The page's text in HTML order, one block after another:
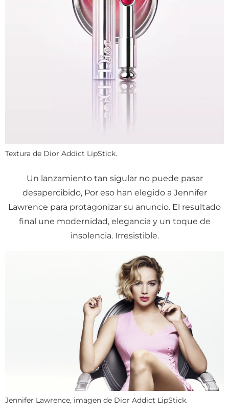
Textura de Dior Addict LipStick.
Un lanzamiento tan sigular no puede pasar
desapercibido, Por eso han elegido a Jennifer
Lawrence para protagonizar su anuncio. El resultado
final une modernidad, elegancia y un toque de
insolencia. Irresistible.
Jennifer Lawrence, imagen de Dior Addict LipStick.